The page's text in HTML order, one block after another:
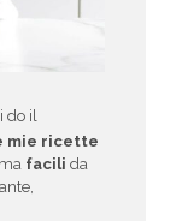
do il
mie ricette
facili da